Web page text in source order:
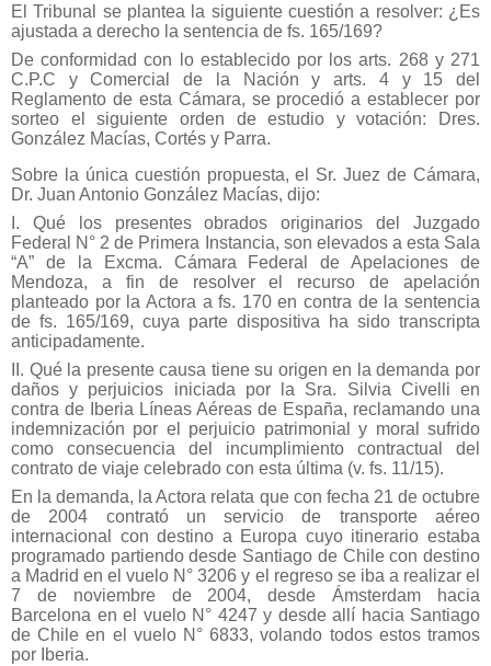
El Tribunal se plantea la siguiente cuestión a resolver: ¿Es
ajustada a derecho la sentencia de fs. 165/169?
De conformidad con lo establecido por los arts. 268 y 271
C.P.C y Comercial de la Nación y arts. 4 y 15 del
Reglamento de esta Cámara, se procedió a establecer por
sorteo el siguiente orden de estudio y votación: Dres.
González Macías, Cortés y Parra.
Sobre la única cuestión propuesta, el Sr. Juez de Cámara,
Dr. Juan Antonio González Macías, dijo:
I. Qué los presentes obrados originarios del Juzgado
Federal N° 2 de Primera Instancia, son elevados a esta Sala
“A” de la Excma. Cámara Federal de Apelaciones de
Mendoza, a fin de resolver el recurso de apelación
planteado por la Actora a fs. 170 en contra de la sentencia
de fs. 165/169, cuya parte dispositiva ha sido transcripta
anticipadamente.
II. Qué la presente causa tiene su origen en la demanda por
daños y perjuicios iniciada por la Sra. Silvia Civelli en
contra de Iberia Líneas Aéreas de España, reclamando una
indemnización por el perjuicio patrimonial y moral sufrido
como consecuencia del incumplimiento contractual del
contrato de viaje celebrado con esta última (v. fs. 11/15).
En la demanda, la Actora relata que con fecha 21 de octubre
de 2004 contrató un servicio de transporte aéreo
internacional con destino a Europa cuyo itinerario estaba
programado partiendo desde Santiago de Chile con destino
a Madrid en el vuelo N° 3206 y el regreso se iba a realizar el
7 de noviembre de 2004, desde Ámsterdam hacia
Barcelona en el vuelo N° 4247 y desde allí hacia Santiago
de Chile en el vuelo N° 6833, volando todos estos tramos
por Iberia.